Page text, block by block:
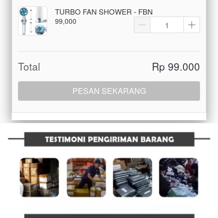
TURBO FAN SHOWER - FBN
99,000
Total Rp 99.000
`PESAN SEKARANG